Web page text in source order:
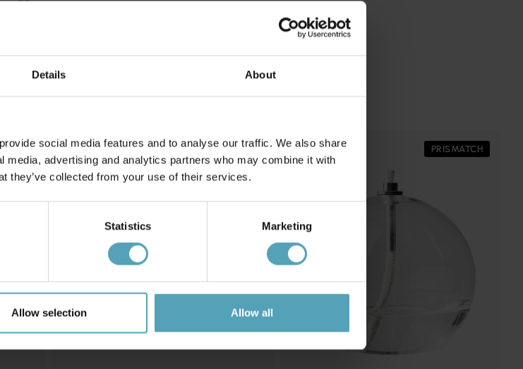
Details About
social media features and to analyse our traffic. We also share
media, advertising and analytics partners who may combine it with
they’ve collected from your use of their services.
Statistics Marketing
Allow selection Allow all
købte også
PRISMATCH PRISMATCH